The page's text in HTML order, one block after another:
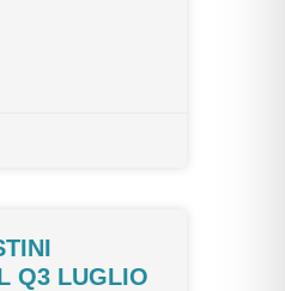
Q3 LUGLIO